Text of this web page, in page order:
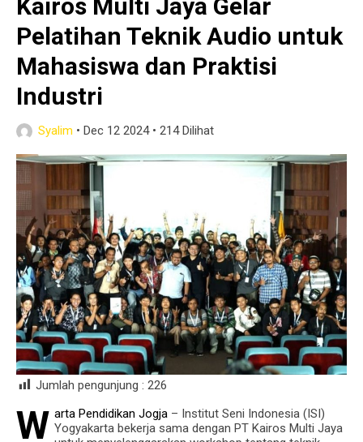
Kairos Multi Jaya Gelar
Pelatihan Teknik Audio untuk
Mahasiswa dan Praktisi
Industri
Syalim • Dec 12 2024• 214 Dilihat
Jumlah pengunjung : 226
W arta Pendidikan Jogja – Institut Seni Indonesia (ISI)
Yogyakarta bekerja sama dengan PT Kairos Multi Jaya